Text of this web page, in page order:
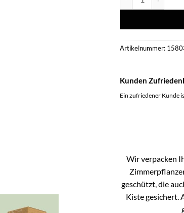
Artikelnummer:
Kunden
Ein zufriedener Kunde
Wir verpacken
geschützt, die
Kiste gesichert.